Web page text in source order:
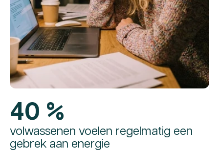
40 %
volwassenen voelen regelmatig een
gebrek aan energie